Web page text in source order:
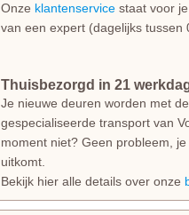
Onze klantenservice staat voor
van een expert (dagelijks tussen
Thuisbezorgd in 21
Je nieuwe deuren worden met
gespecialiseerde transport van
moment niet? Geen probleem,
uitkomt.
Bekijk hier alle details over onze